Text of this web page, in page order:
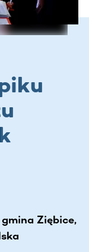
Ziębice,